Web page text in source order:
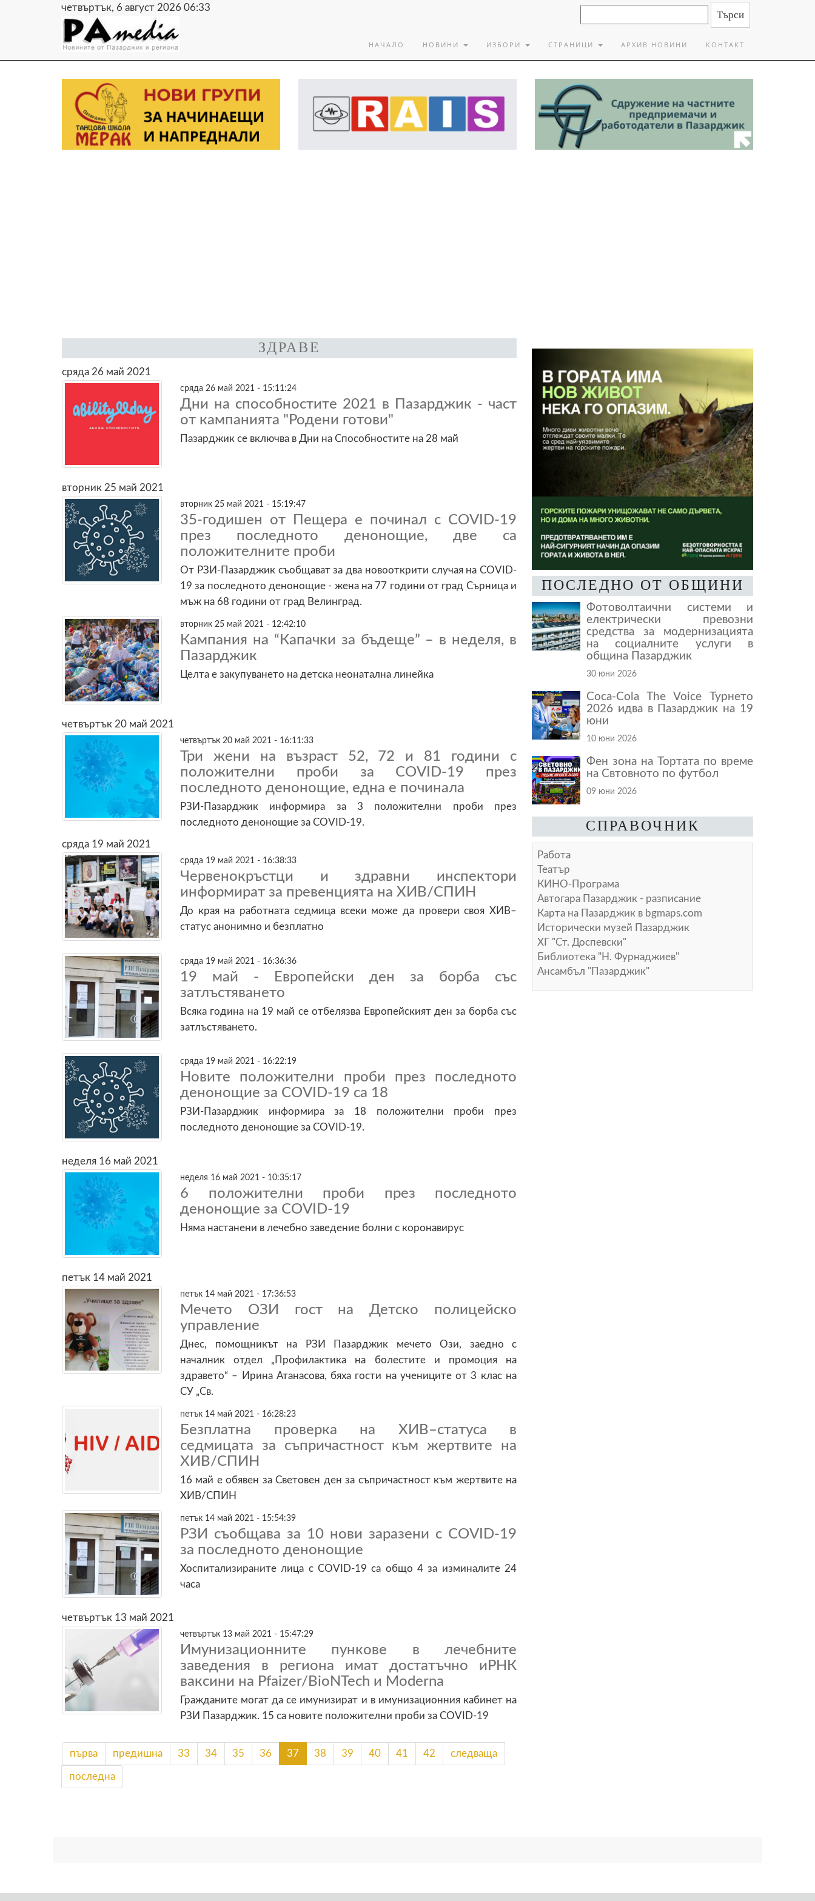
четвъртък, 6 август 2026 06:33
НАЧАЛО НОВИНИ ИЗБОРИ СТРАНИЦИ АРХИВ НОВИНИ КОНТАКТ
ЗДРАВЕ
сряда 26 май 2021
сряда 26 май 2021 - 15:11:24
Дни на способностите 2021 в Пазарджик - част
от кампанията "Родени готови"
Пазарджик се включва в Дни на Способностите на 28 май
вторник 25 май 2021
вторник 25 май 2021 - 15:19:47
35-годишен от Пещера е починал с COVID-19
през последното денонощие, две са
положителните проби
От РЗИ-Пазарджик съобщават за два новооткрити случая на COVID-
19 за последното денонощие - жена на 77 години от град Сърница и
мъж на 68 години от град Велинград.
вторник 25 май 2021 - 12:42:10
Кампания на “Капачки за бъдеще” – в неделя, в
Пазарджик
Целта е закупуването на детска неонатална линейка
четвъртък 20 май 2021
четвъртък 20 май 2021 - 16:11:33
Три жени на възраст 52, 72 и 81 години с
положителни проби за COVID-19 през
последното денонощие, една е починала
РЗИ-Пазарджик информира за 3 положителни проби през
последното денонощие за COVID-19.
сряда 19 май 2021
сряда 19 май 2021 - 16:38:33
Червенокръстци и здравни инспектори
информират за превенцията на ХИВ/СПИН
До края на работната седмица всеки може да провери своя ХИВ–
статус анонимно и безплатно
сряда 19 май 2021 - 16:36:36
19 май - Европейски ден за борба със
затлъстяването
Всяка година на 19 май се отбелязва Европейският ден за борба със
затлъстяването.
сряда 19 май 2021 - 16:22:19
Новите положителни проби през последното
денонощие за COVID-19 са 18
РЗИ-Пазарджик информира за 18 положителни проби през
последното денонощие за COVID-19.
неделя 16 май 2021
неделя 16 май 2021 - 10:35:17
6 положителни проби през последното
денонощие за COVID-19
Няма настанени в лечебно заведение болни с коронавирус
петък 14 май 2021
петък 14 май 2021 - 17:36:53
Мечето ОЗИ гост на Детско полицейско
управление
Днес, помощникът на РЗИ Пазарджик мечето Ози, заедно с
началник отдел „Профилактика на болестите и промоция на
здравето“ – Ирина Атанасова, бяха гости на учениците от 3 клас на
СУ „Св.
петък 14 май 2021 - 16:28:23
Безплатна проверка на ХИВ–статуса в
седмицата за съпричастност към жертвите на
ХИВ/СПИН
16 май е обявен за Световен ден за съпричастност към жертвите на
ХИВ/СПИН
петък 14 май 2021 - 15:54:39
РЗИ съобщава за 10 нови заразени с COVID-19
за последното денонощие
Хоспитализираните лица с COVID-19 са общо 4 за изминалите 24
часа
четвъртък 13 май 2021
четвъртък 13 май 2021 - 15:47:29
Имунизационните пункове в лечебните
заведения в региона имат достатъчно иРНК
ваксини на Pfaizer/BioNTech и Moderna
Гражданите могат да се имунизират и в имунизационния кабинет на
РЗИ Пазарджик. 15 са новите положителни проби за COVID-19
първа предишна 33 34 35 36 37 38 39 40 41 42 следваща
последна
ПОСЛЕДНО ОТ ОБЩИНИ
Фотоволтаични системи и
електрически превозни
средства за модернизацията
на социалните услуги в
община Пазарджик
30 юни 2026
Coca-Cola The Voice Турнето
2026 идва в Пазарджик на 19
юни
10 юни 2026
Фен зона на Тортата по време
на Свтовното по футбол
09 юни 2026
СПРАВОЧНИК
Работа
Театър
КИНО-Програма
Автогара Пазарджик - разписание
Карта на Пазарджик в bgmaps.com
Исторически музей Пазарджик
ХГ "Ст. Доспевски"
Библиотека "Н. Фурнаджиев"
Ансамбъл "Пазарджик"